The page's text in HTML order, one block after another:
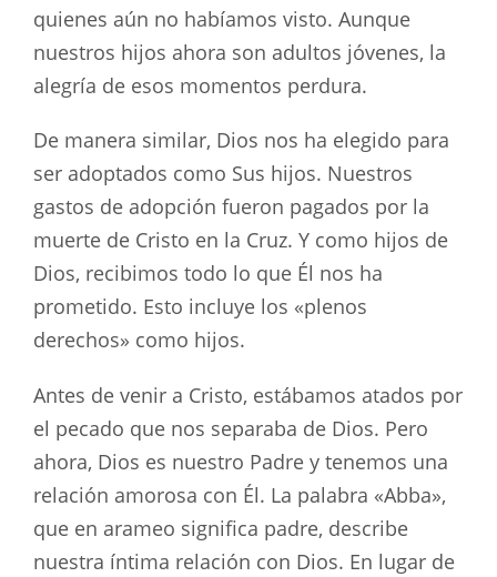
quienes aún no habíamos visto. Aunque
nuestros hijos ahora son adultos jóvenes, la
alegría de esos momentos perdura.
De manera similar, Dios nos ha elegido para
ser adoptados como Sus hijos. Nuestros
gastos de adopción fueron pagados por la
muerte de Cristo en la Cruz. Y como hijos de
Dios, recibimos todo lo que Él nos ha
prometido. Esto incluye los «plenos
derechos» como hijos.
Antes de venir a Cristo, estábamos atados por
el pecado que nos separaba de Dios. Pero
ahora, Dios es nuestro Padre y tenemos una
relación amorosa con Él. La palabra «Abba»,
que en arameo significa padre, describe
nuestra íntima relación con Dios. En lugar de